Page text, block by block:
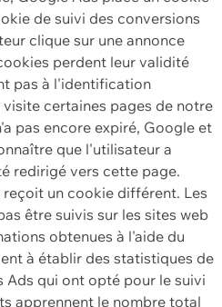
de suivi des conversions
clique sur une annonce
perdent leur validité
pas à l'identification
certaines pages de notre
pas encore expiré, Google et
que l'utilisateur a
redirigé vers cette page.
un cookie différent. Les
être suivis sur les sites web
obtenues à l'aide du
à établir des statistiques de
Ads qui ont opté pour le suivi
apprennent le nombre total